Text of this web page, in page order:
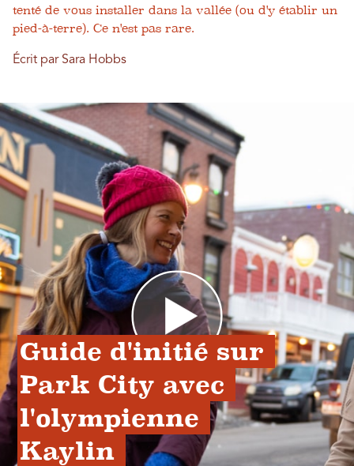
tenté de vous installer dans la vallée (ou d'y établir un
pied-à-terre). Ce n'est pas rare.
Écrit par Sara Hobbs
Guide d'initié sur
Park City avec
l'olympienne
Kaylin